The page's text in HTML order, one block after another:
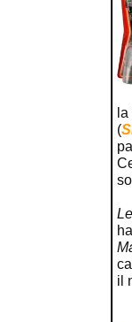
(
il